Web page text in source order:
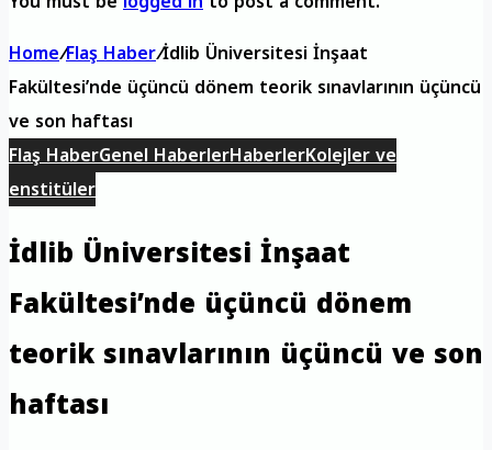
Home/Flaş Haber/İdlib Üniversitesi İnşaat
Fakültesi’nde üçüncü dönem teorik sınavlarının üçüncü
ve son haftası
Flaş HaberGenel HaberlerHaberlerKolejler ve
enstitüler
İdlib Üniversitesi İnşaat
Fakültesi’nde üçüncü dönem
teorik sınavlarının üçüncü ve son
haftası